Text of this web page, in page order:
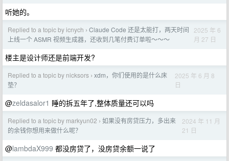
听她的。
Replied to a topic by icnych › Claude Code 还是太能打，两天时间
上线一个 ASMR 视频生成器，还收到几笔付费订单啦～～～
2025 年 6
月 27 日
楼主是设计师还是前端开发?
Replied to a topic by nicksors › xdm，你们使用的是什么床
垫？
2025 年 6 月 8
日
@zeldasalor1 睡的拆五年了,整体质量还可以吗
Replied to a topic by markyun02 › 如果没有房贷压力，多出来
的余钱你想用来做什么呢？
2024 年 11 月
21 日
@lambdaX999 都没房贷了，没房贷余额一说了